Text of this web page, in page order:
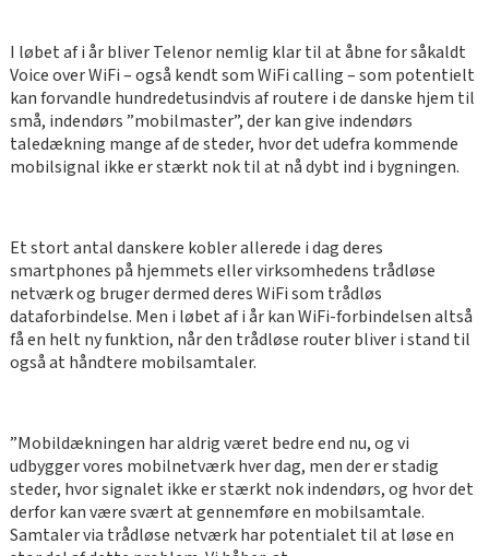
I løbet af i år bliver Telenor nemlig klar til at åbne for såkaldt
Voice over WiFi – også kendt som WiFi calling – som potentielt
kan forvandle hundredetusindvis af routere i de danske hjem til
små, indendørs ”mobilmaster”, der kan give indendørs
taledækning mange af de steder, hvor det udefra kommende
mobilsignal ikke er stærkt nok til at nå dybt ind i bygningen.
Et stort antal danskere kobler allerede i dag deres
smartphones på hjemmets eller virksomhedens trådløse
netværk og bruger dermed deres WiFi som trådløs
dataforbindelse. Men i løbet af i år kan WiFi-forbindelsen altså
få en helt ny funktion, når den trådløse router bliver i stand til
også at håndtere mobilsamtaler.
”Mobildækningen har aldrig været bedre end nu, og vi
udbygger vores mobilnetværk hver dag, men der er stadig
steder, hvor signalet ikke er stærkt nok indendørs, og hvor det
derfor kan være svært at gennemføre en mobilsamtale.
Samtaler via trådløse netværk har potentialet til at løse en